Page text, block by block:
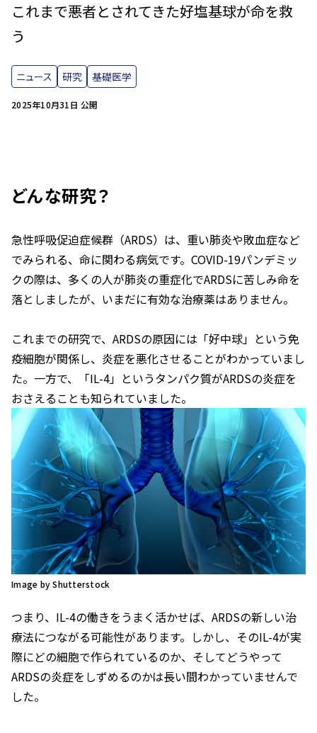
2025年10月31日 公開
これまで悪者とされてきた好塩基球が命を救
う
ニュース 研究 基礎医学
どんな研究？
急性呼吸促迫症候群（ARDS）は、重い肺炎や敗血症など
でみられる、命に関わる病気です。COVID-19パンデミッ
クの際は、多くの人が肺炎の重症化でARDSに苦しみ命を
落としましたが、いまだに有効な治療薬はありません。
これまでの研究で、ARDSの原因には「好中球」という免
疫細胞が関係し、炎症を悪化させることがわかっていまし
た。一方で、「IL-4」というタンパク質がARDSの炎症を
おさえることも知られていました。
Image by Shutterstock
つまり、IL-4の働きをうまく活かせば、ARDSの新しい治
療法につながる可能性があります。しかし、そのIL-4が実
際にどの細胞で作られているのか、そしてどうやって
ARDSの炎症をしずめるのかは長い間わかっていませんで
した。